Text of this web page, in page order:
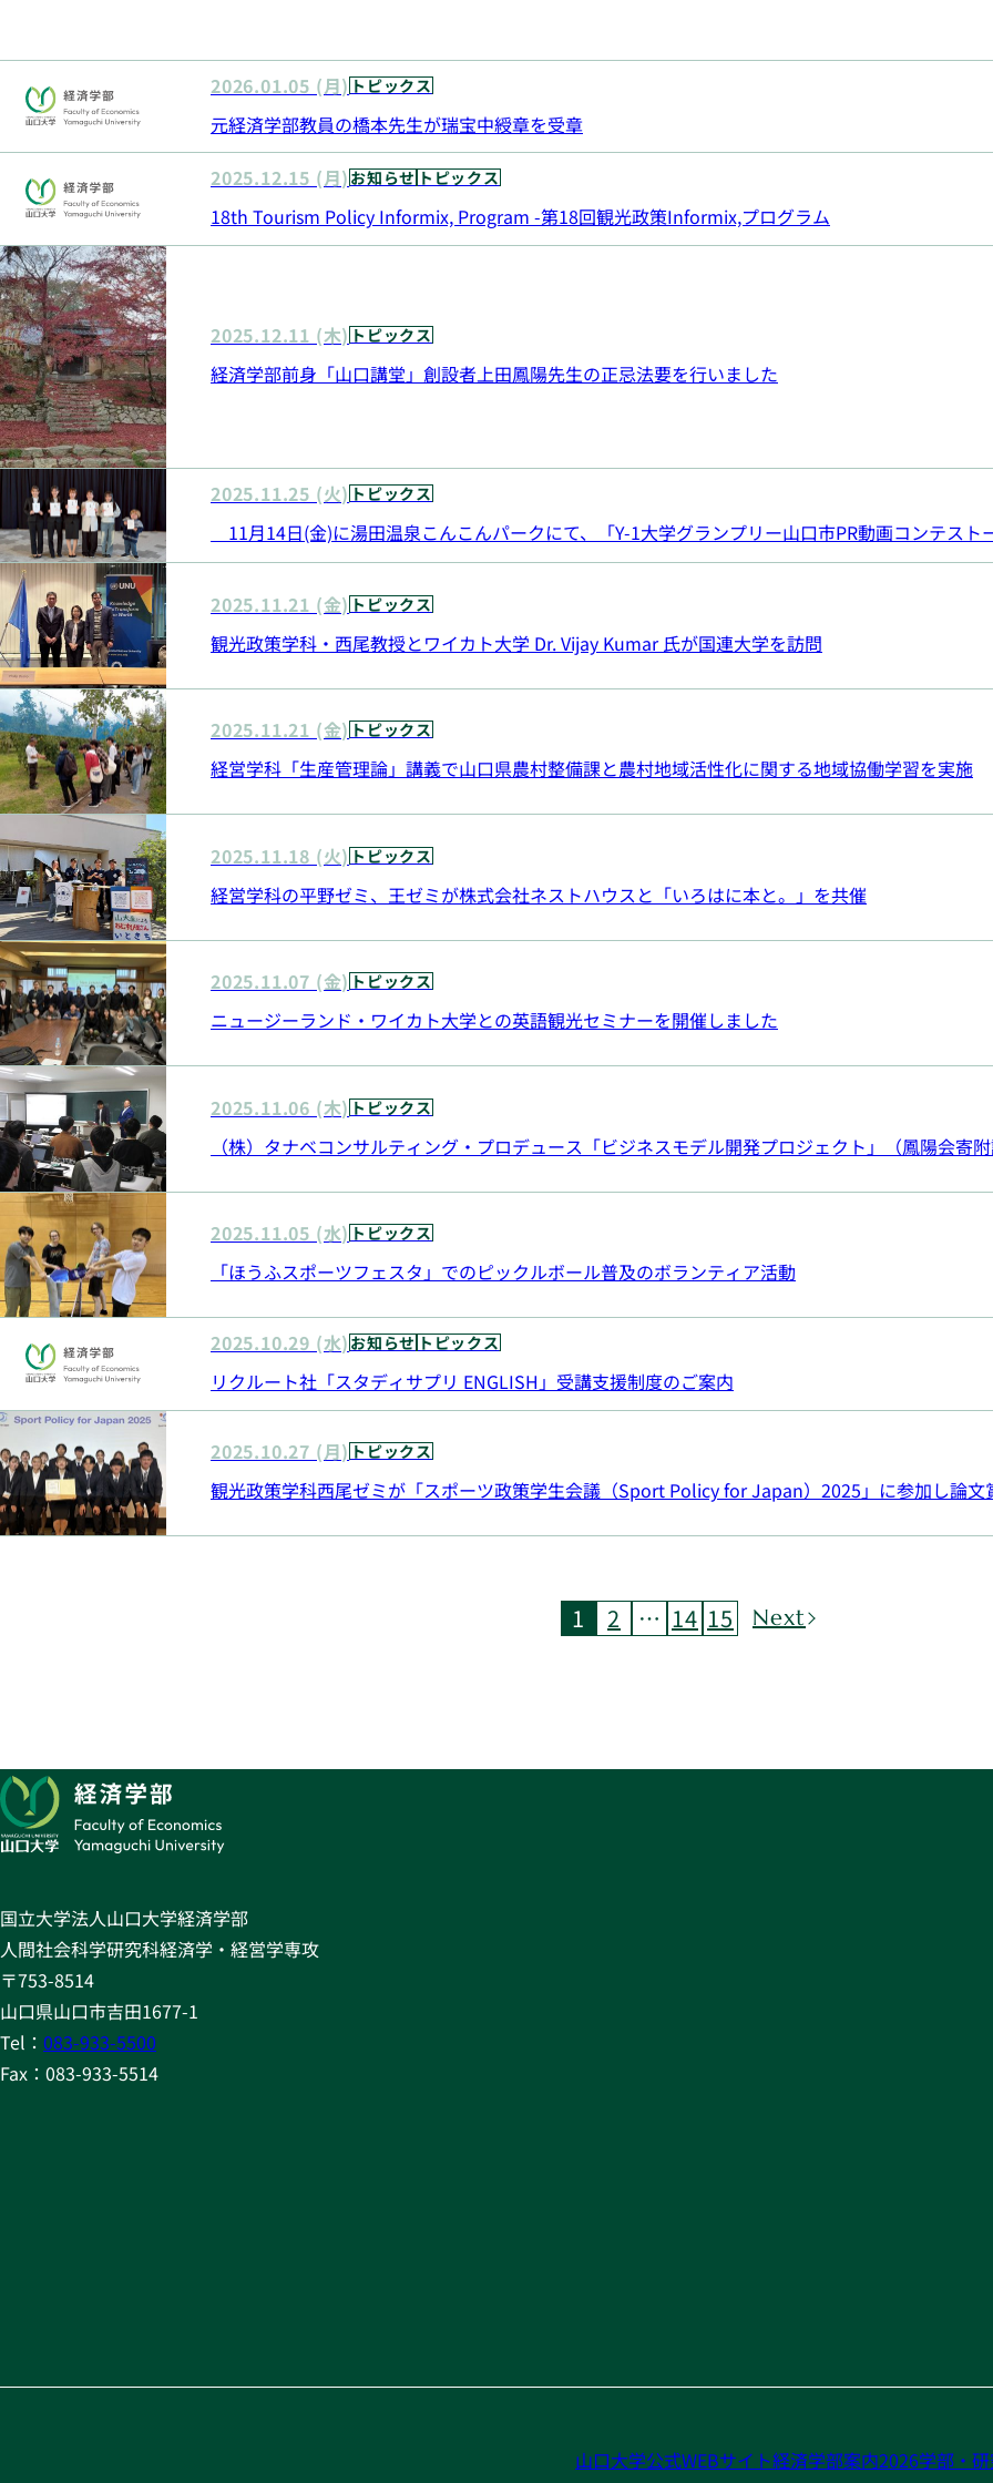
2026.01.05 (月)トピックス
元経済学部教員の橋本先生が瑞宝中綬章を受章
2025.12.15 (月)お知らせ トピックス
18th Tourism Policy Informix, Program -第18回観光政策Informix,プログラム
2025.12.11 (木) トピックス
経済学部前身「山口講堂」創設者上田鳳陽先生の正忌法要を行いました
2025.11.25 (火) トピックス
11月14日(金)に湯田温泉こんこんパークにて、「Y-1大学グランプリー山口市PR動画コンテスト
2025.11.21 (金)トピックス
観光政策学科・西尾教授とワイカト大学 Dr. Vijay Kumar 氏が国連大学を訪問
2025.11.21 (金) トピックス
経営学科「生産管理論」講義で山口県農村整備課と農村地域活性化に関する地域協働学習を実施
2025.11.18 (火)トピックス
経営学科の平野ゼミ、王ゼミが株式会社ネストハウスと「いろはに本と。」を共催
2025.11.07 (金) トピックス
ニュージーランド・ワイカト大学との英語観光セミナーを開催しました
2025.11.06 (木)トピックス
（株）タナベコンサルティング・プロデュース「ビジネスモデル開発プロジェクト」（鳳陽会寄
2025.11.05 (水) トピックス
「ほうふスポーツフェスタ」でのピックルボール普及のボランティア活動
2025.10.29 (水)お知らせトピックス
リクルート社「スタディサプリ ENGLISH」受講支援制度のご案内
2025.10.27 (月) トピックス
観光政策学科西尾ゼミが「スポーツ政策学生会議（Sport Policy for Japan）2025」に参加し論文
ジ
送
り
1 2 … 14 15 Next
国立大学法人山口大学経済学部
人間社会科学研究科経済学・経営学専攻
〒753-8514
山口県山口市吉田1677-1
Tel： 083-933-5500
Fax：083-933-5514
山口大学公式WEBサイト経済学部案内2026学部・